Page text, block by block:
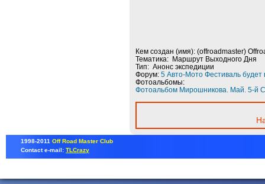
Кем создан (имя): (offroadmaster)
Тематика: Маршрут Выходного Дня
Тип: Анонс экспедиции
Форум: 5 Авто-Мото Фестиваль будет
Фотоальбомы:
Фотоальбом Мирошникова. Май. 5-й
1998-2011 Off Road Master Club
Contact e-mail: TLCrazy